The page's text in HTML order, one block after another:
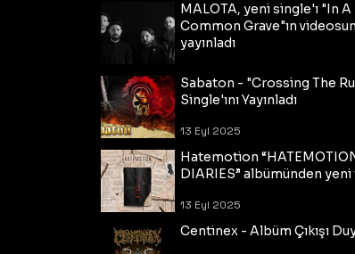
MALOTA, yeni single'ı "In A
Common Grave"ın
yayınladı
Sabaton - "Crossing The
Single'ını Yayınladı
13 Eyl 2025
Hatemotion
DIARIES” albümünden
13 Eyl 2025
Centinex - Albüm Çıkışı